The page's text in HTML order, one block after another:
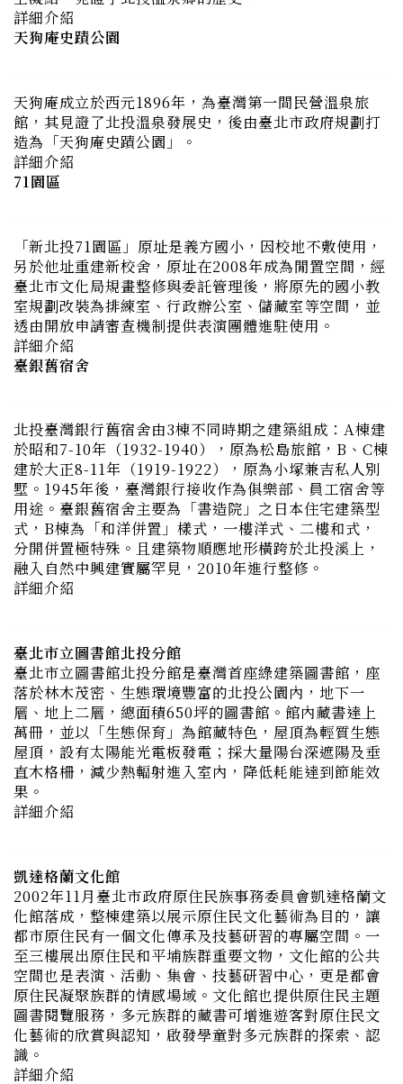
天狗庵成立於西元1896年，為臺灣第一間民營溫泉旅
造為「天狗庵史蹟公園」。
詳細介紹
71園區
臺北市文化局規畫整修與委託管理後，將原先的國小教
室規劃改裝為排練室、行政辦公室、儲藏室等空間，並
透由開放申請審查機制提供表演團體進駐使用。
詳細介紹
臺銀舊宿舍
北投臺灣銀行舊宿舍由3棟不同時期之建築組成：A棟建
建於大正8-11年（1919-1922），原為小塚兼吉私人別
墅。1945年後，臺灣銀行接收作為俱樂部、員工宿舍等
用途。臺銀舊宿舍主要為「書造院」之日本住宅建築型
式，B棟為「和洋併置」樣式，一樓洋式、二樓和式，
分開併置極特殊。且建築物順應地形橫跨於北投溪上，
融入自然中興建實屬罕見，2010年進行整修。
詳細介紹
落於林木茂密、生態環境豐富的北投公園內，地下一
層、地上二層，總面積650坪的圖書館。館內藏書達上
萬冊，並以「生態保育」為館藏特色，屋頂為輕質生態
屋頂，設有太陽能光電板發電；採大量陽台深遮陽及垂
直木格柵，減少熱輻射進入室內，降低耗能達到節能效
果。
詳細介紹
化館落成，整棟建築以展示原住民文化藝術為目的，讓
都市原住民有一個文化傳承及技藝研習的專屬空間。一
至三樓展出原住民和平埔族群重要文物，文化館的公共
空間也是表演、活動、集會、技藝研習中心，更是都會
原住民凝聚族群的情感場域。文化館也提供原住民主題
圖書閱覽服務，多元族群的藏書可增進遊客對原住民文
化藝術的欣賞與認知，啟發學童對多元族群的探索、認
識。
詳細介紹